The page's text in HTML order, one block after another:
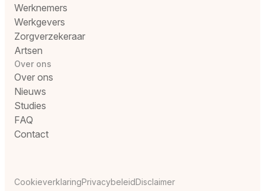
Werknemers
Werkgevers
Zorgverzekeraar
Artsen
Over ons
Over ons
Nieuws
Studies
FAQ
Contact
CookieverklaringPrivacybeleidDisclaimer